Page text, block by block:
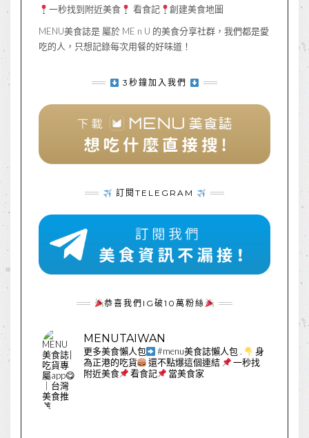
一秒找到附近美食 看食記
創建美食地圖
MENU美食誌是 屬於 ME n U 的美食分享社群，我們都是愛
吃的人，只想記錄每次用餐的好味道！
3秒鐘加入我們
訂閱TELEGRAM
恭喜我們IG破10萬粉絲
MENUTAIWAN
更多美食懶人包 #menu美食誌懶人包.
身
為正港的吃貨
還不點爆這個連結
一秒找
附近美食
看食記 當美食家